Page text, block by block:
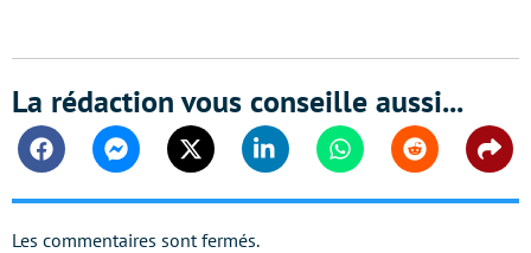
La rédaction vous conseille aussi...
FacebookMessengerTwitter Linkedin WhatsappReddit
Les commentaires sont fermés.